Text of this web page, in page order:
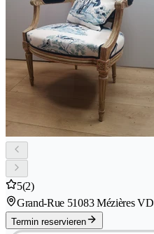
5(2)
Grand-Rue 51083 Mézières VD
Termin reservieren